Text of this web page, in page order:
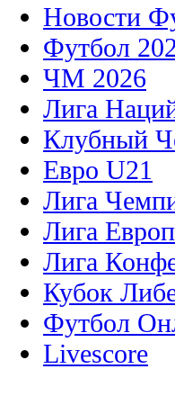
Новости
Футбол
ЧМ 2026
Лига
Клубный
Евро U21
Лига
Лига
Лига
Кубок
Футбол
Livescore